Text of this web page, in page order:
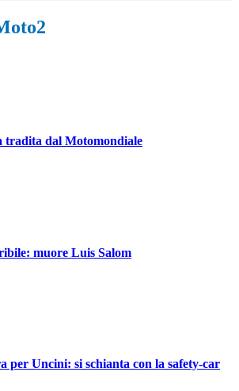
tradita dal Motomondiale
muore Luis Salom
per Uncini: si schianta con la safety-car